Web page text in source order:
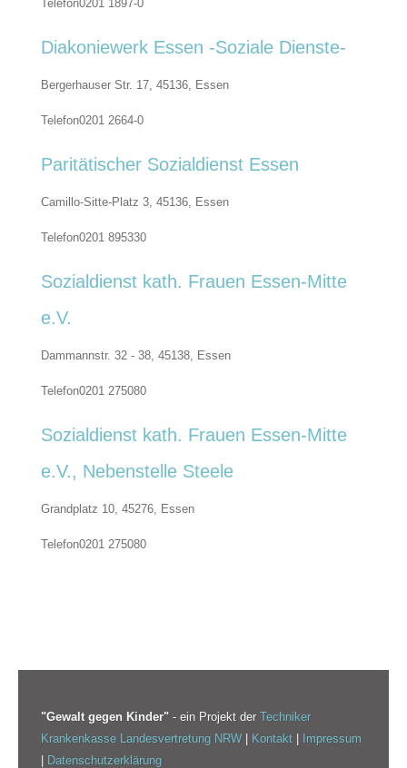
Telefon0201 1897-0
Diakoniewerk Essen -Soziale Dienste-
Bergerhauser Str. 17, 45136, Essen
Telefon0201 2664-0
Paritätischer Sozialdienst Essen
Camillo-Sitte-Platz 3, 45136, Essen
Telefon0201 895330
Sozialdienst kath. Frauen Essen-Mitte
e.V.
Dammannstr. 32 - 38, 45138, Essen
Telefon0201 275080
Sozialdienst kath. Frauen Essen-Mitte
e.V., Nebenstelle Steele
Grandplatz 10, 45276, Essen
Telefon0201 275080
"Gewalt gegen Kinder" - ein Projekt der Techniker
Krankenkasse Landesvertretung NRW
Kontakt
Impressum
Datenschutzerklärung